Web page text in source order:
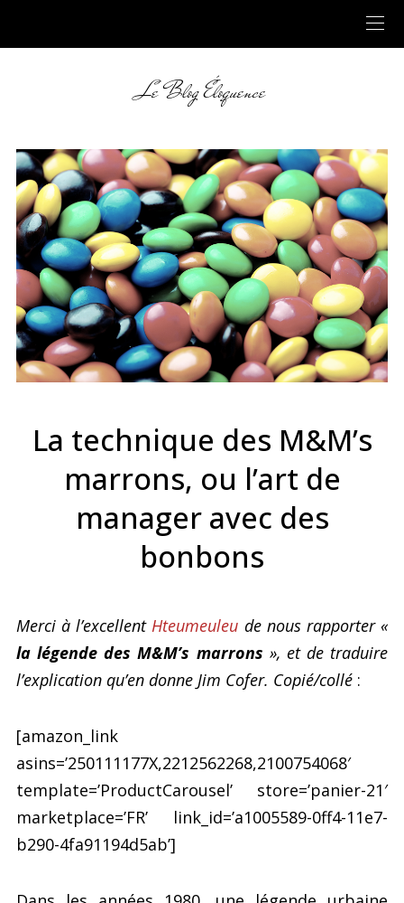
Le Blog Éloquence
La technique des M&M’s
marrons, ou l’art de
manager avec des
bonbons
Merci à l’excellent Hteumeuleu de nous rapporter «
la légende des M&M’s marrons », et de traduire
l’explication qu’en donne Jim Cofer. Copié/collé :
[amazon_link
asins=’250111177X,2212562268,2100754068′
template=’ProductCarousel’ store=’panier-21′
marketplace=’FR’ link_id=’a1005589-0ff4-11e7-
b290-4fa91194d5ab’]